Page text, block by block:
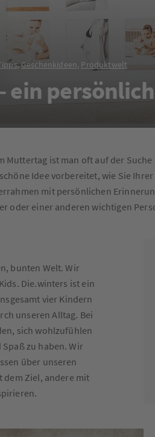
,Geschenkideen, Produktwelt
ein
Muttertag ist man oft auf der
Idee vorbereitet, wie Sie
mit persönlichen
oder einer anderen wichtigen
bunten Welt. Wir
Die.winters ist ein
vier Kindern
unseren Alltag. Bei
sich wohlzufühlen
zu haben. Wir
über unseren
dem Ziel, andere mit